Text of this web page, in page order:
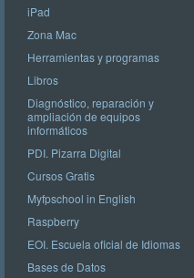
iPad
Zona Mac
Herramientas y programas
Libros
Diagnóstico, reparación y
ampliación de equipos
informáticos
PDI. Pizarra Digital
Cursos Gratis
Myfpschool in English
Raspberry
EOI. Escuela oficial de Idiomas
Bases de Datos